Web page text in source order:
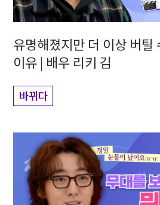
유명해졌지만 더 이상 버틸
이유 | 배우 리키 김
바뀌다